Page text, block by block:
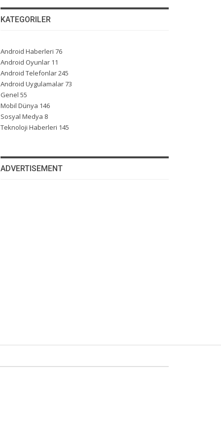
KATEGORILER
Android Haberleri 76
Android Oyunlar 11
Android Telefonlar245
Android Uygulamalar73
Genel 55
Mobil Dünya 146
Sosyal Medya 8
Teknoloji Haberleri 145
ADVERTISEMENT